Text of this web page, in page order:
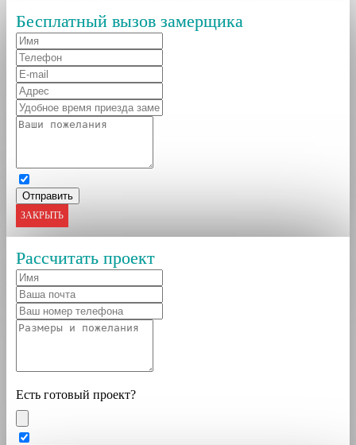
Бесплатный вызов замерщика
ЗАКРЫТЬ
Рассчитать проект
Есть готовый проект?